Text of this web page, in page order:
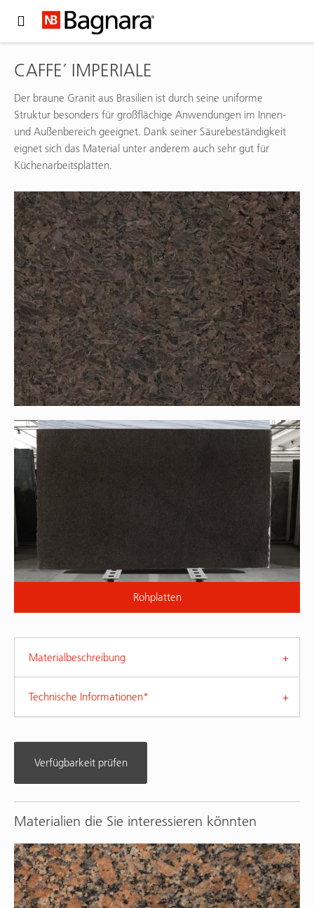
CAFFE´ IMPERIALE
Der braune Granit aus Brasilien ist durch seine uniforme
Struktur besonders für großflächige Anwendungen im Innen-
und Außenbereich geeignet. Dank seiner Säurebeständigkeit
eignet sich das Material unter anderem auch sehr gut für
Küchenarbeitsplatten.
Rohplatten
Materialbeschreibung
Technische Informationen*
Verfügbarkeit prüfen
Materialien die Sie interessieren könnten